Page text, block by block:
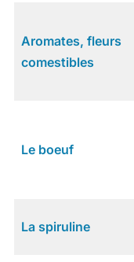
Aromates, fleurs
comestibles
Le boeuf
La spiruline